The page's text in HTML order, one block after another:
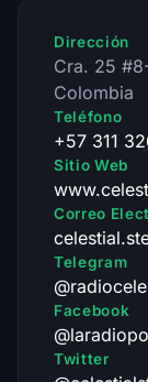
Dirección
Cra. 25
Colombia
Teléfono
+57 311
Sitio Web
Correo
Telegram
Facebook
Twitter